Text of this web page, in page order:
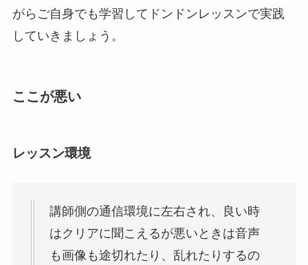
がらご自身でも学習してドンドンレッスンで実践
していきましょう。
ここが悪い
レッスン環境
講師側の通信環境に左右され、良い時
はクリアに聞こえるが悪いときは音声
も画像も途切れたり、乱れたりするの